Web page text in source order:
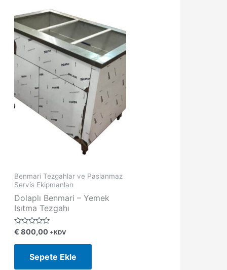
Benmari Tezgahlar ve Paslanmaz
Servis Ekipmanları
Dolaplı Benmari – Yemek
Isıtma Tezgahı
5
z
€ 800,00 +KDV
Sepete Ekle